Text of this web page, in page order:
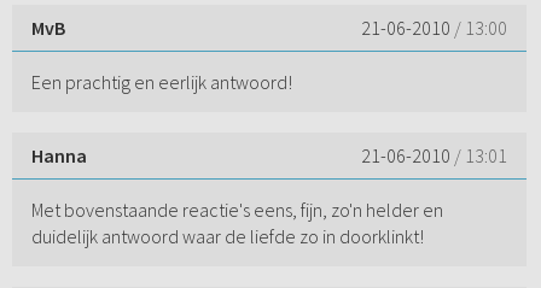
MvB 21-06-2010 / 13:00
Een prachtig en eerlijk antwoord!
Hanna 21-06-2010 / 13:01
Met bovenstaande reactie's eens, fijn, zo'n helder en
duidelijk antwoord waar de liefde zo in doorklinkt!